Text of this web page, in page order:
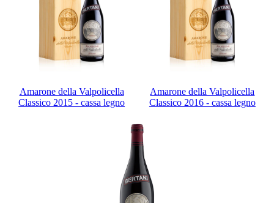
Amarone della Valpolicella
Classico 2015 - cassa legno
Amarone della Valpolicella
Classico 2016 - cassa legno